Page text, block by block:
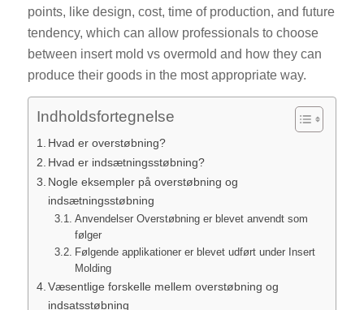
points, like design, cost, time of production, and future
tendency, which can allow professionals to choose
between insert mold vs overmold and how they can
produce their goods in the most appropriate way.
Indholdsfortegnelse
Hvad er overstøbning?
Hvad er indsætningsstøbning?
Nogle eksempler på overstøbning og
indsætningsstøbning
Anvendelser Overstøbning er blevet anvendt som
følger
Følgende applikationer er blevet udført under Insert
Molding
Væsentlige forskelle mellem overstøbning og
indsatsstøbning